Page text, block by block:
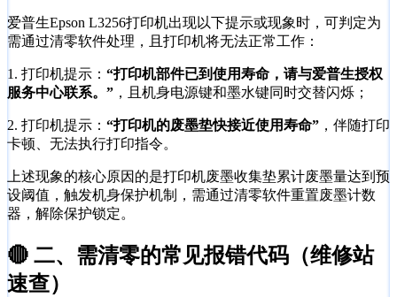
爱普生Epson L3256打印机出现以下提示或现象时，可判定为
需通过清零软件处理，且打印机将无法正常工作：
1. 打印机提示： “打印机部件已到使用寿命，请与爱普生授权
服务中心联系。” ，且机身电源键和墨水键同时交替闪烁；
2. 打印机提示： “打印机的废墨垫快接近使用寿命” ，伴随打印
卡顿、无法执行打印指令。
上述现象的核心原因的是打印机废墨收集垫累计废墨量达到预
设阈值，触发机身保护机制，需通过清零软件重置废墨计数
器，解除保护锁定。
🔴 二、需清零的常见报错代码（维修站
速查）